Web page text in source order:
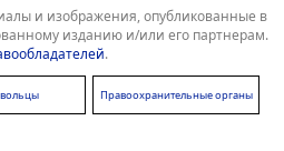
и изображения, опубликованные в
изданию и/или его партнерам.
.
Правоохранительные органы